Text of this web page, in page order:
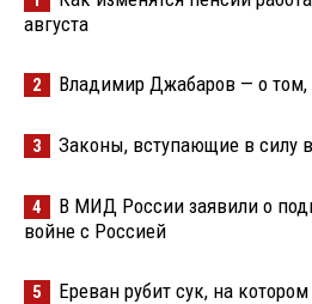
августа
2 Владимир Джабаров — о
3 Законы, вступающие в силу в
4
В МИД России заявили о
войне с Россией
5 Ереван рубит сук, на